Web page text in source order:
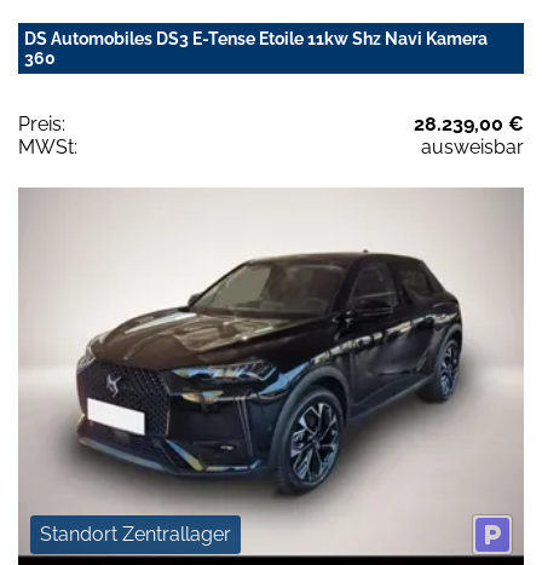
DS Automobiles DS3 E-Tense Etoile 11kw Shz Navi Kamera
360
Preis:
28.239,00 €
MWSt:
ausweisbar
Standort Zentrallager